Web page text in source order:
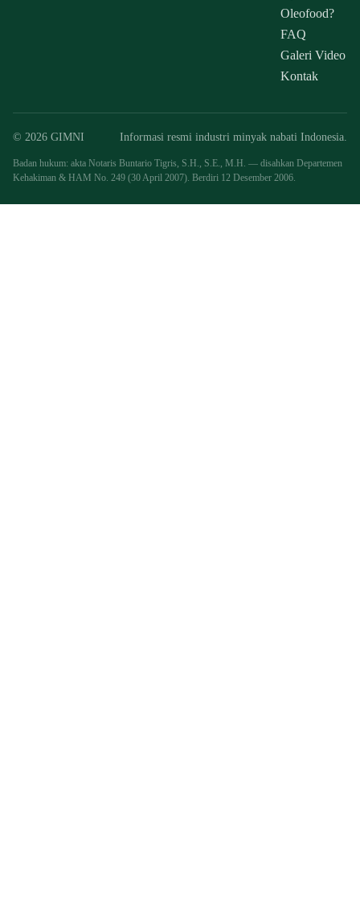
Oleofood?
FAQ
Galeri Video
Kontak
© 2026 GIMNI Informasi resmi industri minyak nabati Indonesia.
Badan hukum: akta Notaris Buntario Tigris, S.H., S.E., M.H. — disahkan Departemen
Kehakiman & HAM No. 249 (30 April 2007). Berdiri 12 Desember 2006.